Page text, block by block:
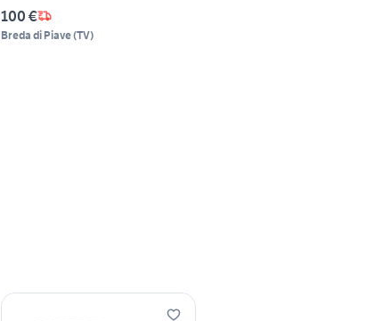
100 €
Breda di Piave(TV)